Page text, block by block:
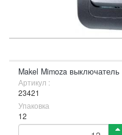
Makel Mimoza
Артикул :
23421
Упаковка
12